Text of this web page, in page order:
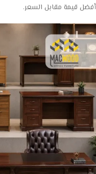
أفضل قيمة مقابل السعر.